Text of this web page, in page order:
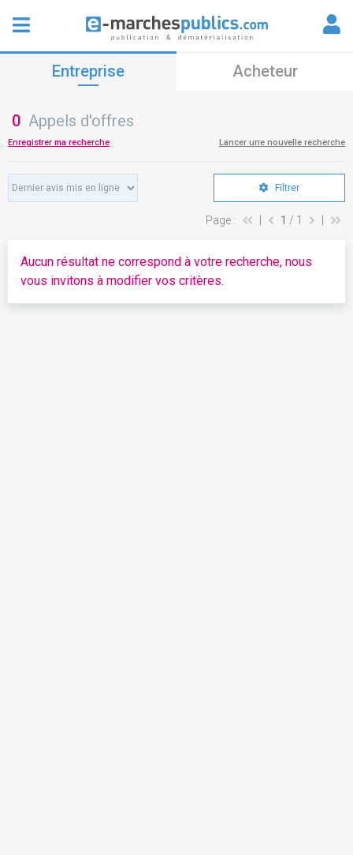
Entreprise Acheteur
0 Appels d'offres
Enregistrer ma recherche Lancer une nouvelle recherche
Filtrer
Page : 1 / 1
Aucun résultat ne correspond à votre recherche, nous
vous invitons à modifier vos critères.